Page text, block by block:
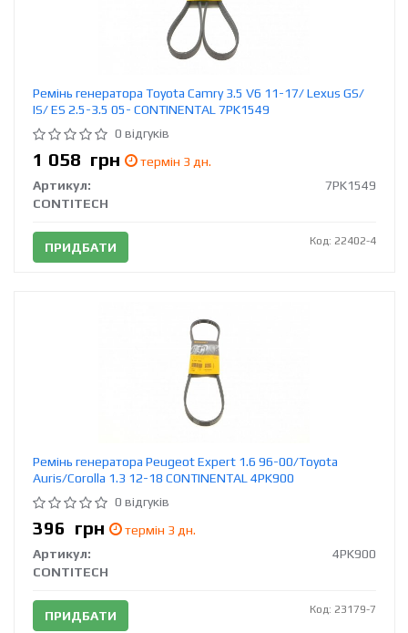
Ремінь генератора Toyota Camry 3.5 V6 11-17/ Lexus GS/
IS/ ES 2.5-3.5 05- CONTINENTAL 7PK1549
0 відгуків
1 058 грн
термін 3 дн.
Артикул:
7PK1549
CONTITECH
ПРИДБАТИ Код: 22402-4
Ремінь генератора Peugeot Expert 1.6 96-00/Toyota
Auris/Corolla 1.3 12-18 CONTINENTAL 4PK900
0 відгуків
396 грн
термін 3 дн.
Артикул:
4PK900
CONTITECH
ПРИДБАТИ Код: 23179-7